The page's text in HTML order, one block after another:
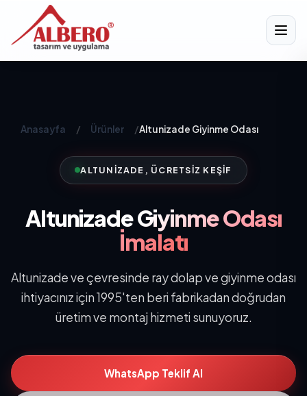
Anasayfa / Ürünler /Altunizade Giyinme Odası
ALTUNIZADE, ÜCRETSIZ KEŞIF
AltunizadeGiyinme Odası
İmalatı
Altunizade ve çevresinde ray dolap ve giyinme odası
ihtiyacınız için 1995'ten beri fabrikadan doğrudan
üretim ve montaj hizmeti sunuyoruz.
WhatsApp Teklif Al